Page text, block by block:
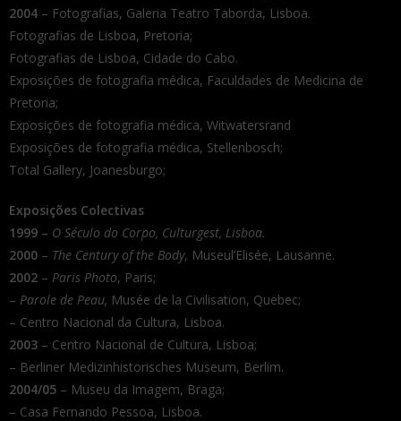
2004 – Fotografias, Galeria Teatro Taborda, Lisboa.
Fotografias de Lisboa, Pretoria;
Fotografias de Lisboa, Cidade do Cabo.
Exposições de fotografia médica, Faculdades de Medicina de
Pretoria;
Exposições de fotografia médica, Witwatersrand
Exposições de fotografia médica, Stellenbosch;
Total Gallery, Joanesburgo;
Exposições Colectivas
1999 – O Século do Corpo, Culturgest, Lisboa.
2000 – The Century of the Body, Museul’Elisée, Lausanne.
2002 – Paris Photo, Paris;
– Parole de Peau, Musée de la Civilisation, Quebec;
– Centro Nacional da Cultura, Lisboa.
2003 – Centro Nacional de Cultura, Lisboa;
– Berliner Medizinhistorisches Museum, Berlim.
2004/05 – Museu da Imagem, Braga;
– Casa Fernando Pessoa, Lisboa.